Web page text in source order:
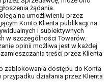
żądania.
na umożliwieniu przez
Konto Klienta publikacji na
i subiektywnych
w szczególności Towarów.
opinii możliwa jest w każdej
treści przez Klienta
zablokowania dostępu do Konta
przypadku działania przez Klienta